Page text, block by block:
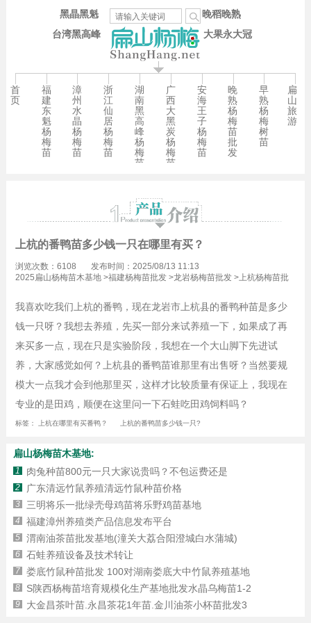
台湾黑高峰
晚稻晚熟
大果永大冠
黑晶黑魁
首
页
福
建
东
魁
杨
梅
苗
漳
州
水
晶
杨
梅
苗
浙
江
仙
居
杨
梅
苗
湖
南
黑
高
峰
杨
梅
苗
广
西
大
黑
炭
杨
梅
苗
安
海
王
子
杨
梅
苗
晚
熟
杨
梅
苗
批
发
早
熟
杨
梅
树
苗
扁
山
旅
游
上杭的番鸭苗多少钱一只在哪里有买？
浏览次数：6108
发布时间：2025/08/13 11:13
2025扁山杨梅苗木基地>福建杨梅苗批发>龙岩杨梅苗批发>上杭杨梅苗批
我喜欢吃我们上杭的番鸭，现在龙岩市上杭县的番鸭种苗是多少
钱一只呀？我想去养殖，先买一部分来试养殖一下，如果成了再
来买多一点，现在只是实验阶段，我想在一个大山脚下先进试
养，大家感觉如何？上杭县的番鸭苗谁那里有出售呀？当然要规
模大一点我才会到他那里买，这样才比较质量有保证上，我现在
专业的是田鸡，顺便在这里问一下石蛙吃田鸡饲料吗？
标签： 上杭在哪里有买番鸭？ 上杭的番鸭苗多少钱一只?
扁山杨梅苗木基地:
1 肉兔种苗800元一只大家说贵吗？不包运费还是
2 广东清远竹鼠养殖清远竹鼠种苗价格
3 三明将乐一批绿壳母鸡苗将乐野鸡苗基地
4 福建漳州养殖类产品信息发布平台
5 渭南油茶苗批发基地(潼关大荔合阳澄城白水蒲城)
6 石蛙养殖设备及技术转让
7 娄底竹鼠种苗批发 100对湖南娄底大中竹鼠养殖基地
8 S陕西杨梅苗培育规模化生产基地批发水晶乌梅苗1-2
9 大金昌茶叶苗.永昌茶花1年苗.金川油茶小杯苗批发3